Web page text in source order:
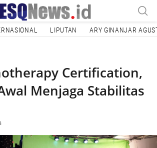
LIPUTAN ARY GINANJAR
Certification,
Menjaga Stabilitas